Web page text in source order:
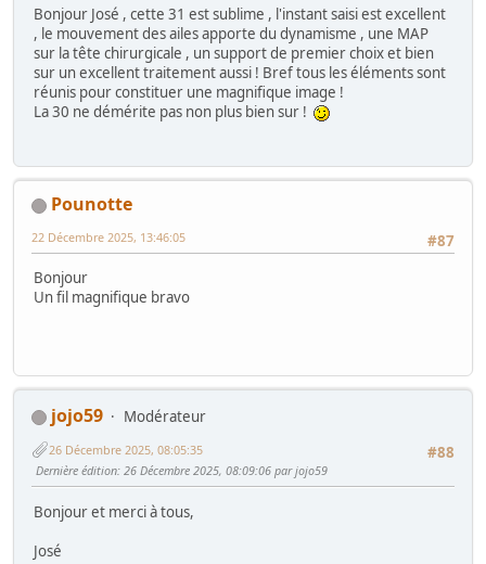
Bonjour José , cette 31 est sublime , l'instant saisi est excellent
, le mouvement des ailes apporte du dynamisme , une MAP
sur la tête chirurgicale , un support de premier choix et bien
sur un excellent traitement aussi ! Bref tous les éléments sont
réunis pour constituer une magnifique image !
La 30 ne démérite pas non plus bien sur !
Pounotte
#87
22 Décembre 2025, 13:46:05
Bonjour
Un fil magnifique bravo
jojo59
Modérateur
#88
26 Décembre 2025, 08:05:35
Dernière édition: 26 Décembre 2025, 08:09:06 par jojo59
Bonjour et merci à tous,
José